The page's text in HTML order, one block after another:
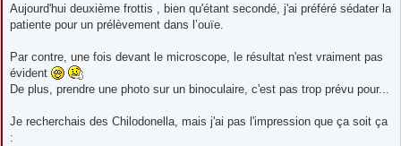
Aujourd'hui deuxième frottis , bien qu'étant secondé, j'ai préféré sédater la
patiente pour un prélèvement dans l’ouïe.
Par contre, une fois devant le microscope, le résultat n'est vraiment pas
évident
De plus, prendre une photo sur un binoculaire, c'est pas trop prévu pour...
Je recherchais des Chilodonella, mais j'ai pas l'impression que ça soit ça
: